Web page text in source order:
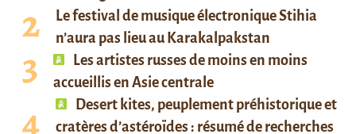
Le festival de musique électronique Stihia
n’aura pas lieu au Karakalpakstan
Les artistes russes de moins en moins
accueillis en Asie centrale
Desert kites, peuplement préhistorique et
cratères d’astéroïdes : résumé de recherches